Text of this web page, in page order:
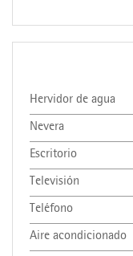
Hervidor de agua
Nevera
Escritorio
Televisión
Teléfono
Aire acondicionado